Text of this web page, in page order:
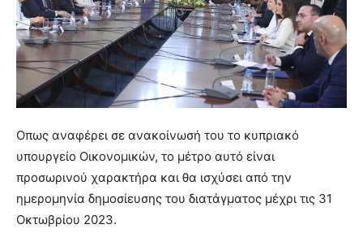
Οπως αναφέρει σε ανακοίνωσή του το κυπριακό
υπουργείο Οικονομικών, το μέτρο αυτό είναι
προσωρινού χαρακτήρα και θα ισχύσει από την
ημερομηνία δημοσίευσης του διατάγματος μέχρι τις 31
Οκτωβρίου 2023.